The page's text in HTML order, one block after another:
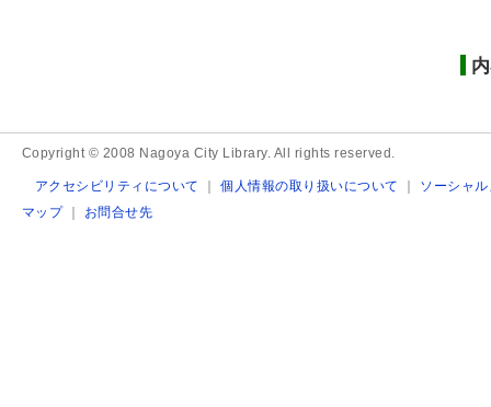
Copyright © 2008 Nagoya City Library. All rights reserved.
アクセシビリティについて ｜個人情報の取り扱いについて ｜ ソーシャ
マップ｜ お問合せ先